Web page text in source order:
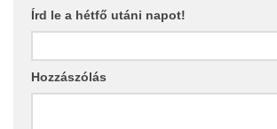
Írd le a hétfő utáni napot!
Hozzászólás